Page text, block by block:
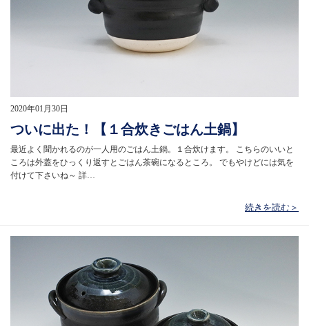
2020年01月30日
ついに出た！【１合炊きごはん土鍋】
最近よく聞かれるのが一人用のごはん土鍋。１合炊けます。 こちらのいいと
ころは外蓋をひっくり返すとごはん茶碗になるところ。 でもやけどには気を
付けて下さいね～ 詳…
続きを読む＞